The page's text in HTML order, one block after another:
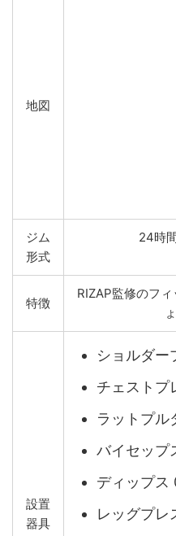
地図
ジム
形式
24時
特徴
RIZAP監修のフ
設置
器具
ショルダー
チェストプ
ラットプル
バイセップ
ディップス
レッグプレ